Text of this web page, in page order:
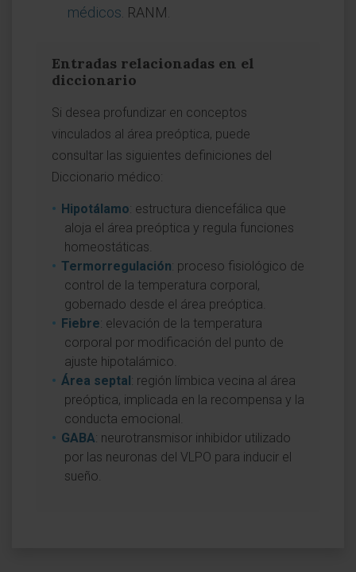
médicos . RANM.
Entradas relacionadas en el
diccionario
Si desea profundizar en conceptos
vinculados al área preóptica, puede
consultar las siguientes definiciones del
Diccionario médico:
Hipotálamo: estructura diencefálica que
aloja el área preóptica y regula funciones
homeostáticas.
Termorregulación: proceso fisiológico de
control de la temperatura corporal,
gobernado desde el área preóptica.
Fiebre: elevación de la temperatura
corporal por modificación del punto de
ajuste hipotalámico.
Área septal: región límbica vecina al área
preóptica, implicada en la recompensa y la
conducta emocional.
GABA: neurotransmisor inhibidor utilizado
por las neuronas del VLPO para inducir el
sueño.